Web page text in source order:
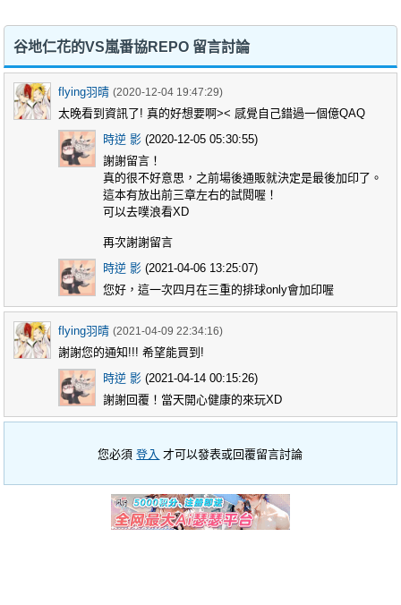
谷地仁花的VS嵐番協REPO 留言討論
flying羽晴 (2020-12-04 19:47:29)
太晚看到資訊了! 真的好想要啊>< 感覺自己錯過一個億QAQ
時逆 影 (2020-12-05 05:30:55)
謝謝留言！
真的很不好意思，之前場後通販就決定是最後加印了。
這本有放出前三章左右的試閱喔！
可以去噗浪看XD
再次謝謝留言
時逆 影 (2021-04-06 13:25:07)
您好，這一次四月在三重的排球only會加印喔
flying羽晴 (2021-04-09 22:34:16)
謝謝您的通知!!! 希望能買到!
時逆 影 (2021-04-14 00:15:26)
謝謝回覆！當天開心健康的來玩XD
您必須登入 才可以發表或回覆留言討論